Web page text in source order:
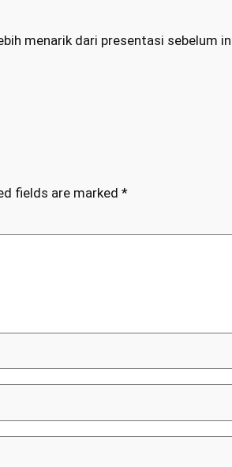
menarik dari presentasi sebelum
fields are marked *